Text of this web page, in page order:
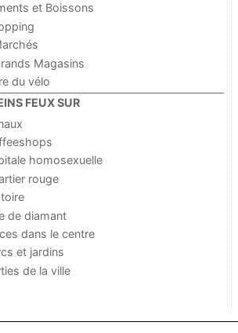
et Boissons
Magasins
du vélo
FEUX SUR
homosexuelle
rouge
de diamant
dans le centre
et jardins
de la ville